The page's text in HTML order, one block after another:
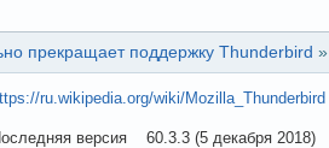
прекращает поддержку Thunderbird »
ru.wikipedia.org/wiki/Mozilla_Thunderbird
версия 60.3.3 (5 декабря 2018)